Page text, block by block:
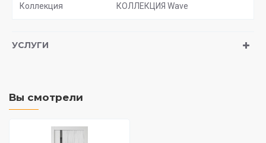
Коллекция КОЛЛЕКЦИЯ Wave
УСЛУГИ
Вы смотрели